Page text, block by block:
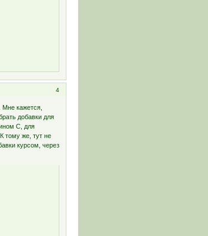
4
кажется,
добавки для
С, для
тому же, тут не
курсом, через